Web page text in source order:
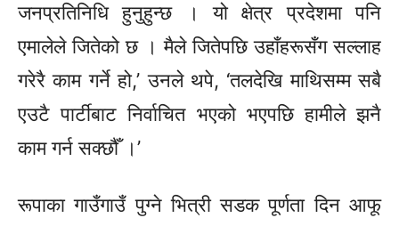
जनप्रतिनिधि हुनुहुन्छ । यो क्षेत्र प्रदेशमा पनि
एमालेले जितेको छ । मैले जितेपछिउहाँहरूसँगसल्लाह
गरेरै काम गर्ने हो,’ उनले थपे, ‘तलदेखि माथिसम्म सबै
एउटै पार्टीबाटनिर्वाचितभएको भएपछि हामीले झनै
काम गर्न सक्छौँ ।’
रूपाकागाउँगाउँ पुग्नेभित्रीसडक पूर्णता दिन आफू